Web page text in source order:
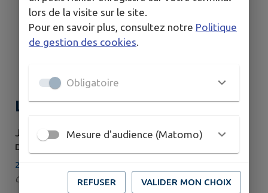
Lire au Grand Pré
JEUDI 16 JUILLET - JEUDI 27 AOÛT
DE 10H00 À 11H00
24 km - Goncelin
Catégorie : Animation
lors de la visite sur le site.
Pour en savoir plus, consultez notre Politique
de gestion des cookies
Obligatoire
Mesure d'audience (Matomo)
REFUSER VALIDER MON CHOIX